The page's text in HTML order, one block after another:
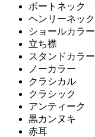
ボートネック
ヘンリーネック
ショールカラー
立ち襟
スタンドカラー
ノーカラー
クラシカル
クラシック
アンティーク
黒カンヌキ
赤耳